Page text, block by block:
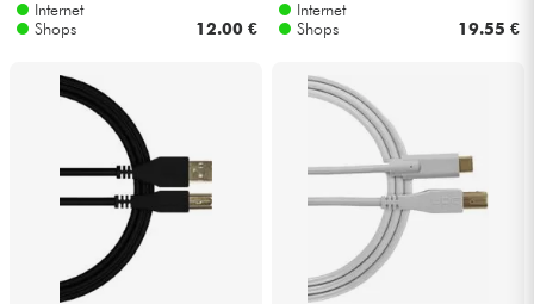
Internet
Shops
12.00 €
Internet
Shops
19.55 €